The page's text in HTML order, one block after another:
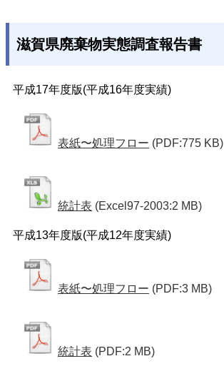
滋賀県廃棄物実態調査報告書
平成17年度版(平成16年度実績)
表紙〜処理フロー (PDF:775 KB)
統計表 (Excel97-2003:2 MB)
平成13年度版(平成12年度実績)
表紙〜処理フロー (PDF:3 MB)
統計表 (PDF:2 MB)